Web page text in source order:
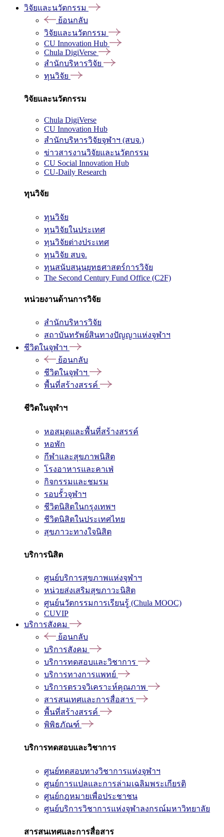
วิจัยและนวัตกรรม
ย้อนกลับ
วิจัยและนวัตกรรม
CU Innovation Hub
Chula DigiVerse
สำนักบริหารวิจัย
ทุนวิจัย
วิจัยและนวัตกรรม
Chula DigiVerse
CU Innovation Hub
สำนักบริหารวิจัยจุฬาฯ (สบจ.)
ข่าวสารงานวิจัยและนวัตกรรม
CU Social Innovation Hub
CU-Daily Research
ทุนวิจัย
ทุนวิจัย
ทุนวิจัยในประเทศ
ทุนวิจัยต่างประเทศ
ทุนวิจัย สบจ.
ทุนสนับสนุนยุทธศาสตร์การวิจัย
The Second Century Fund Office (C2F)
หน่วยงานด้านการวิจัย
สำนักบริหารวิจัย
สถาบันทรัพย์สินทางปัญญาแห่งจุฬาฯ
ชีวิตในจุฬาฯ
ย้อนกลับ
ชีวิตในจุฬาฯ
พื้นที่สร้างสรรค์
ชีวิตในจุฬาฯ
หอสมุดและพื้นที่สร้างสรรค์
หอพัก
กีฬาและสุขภาพนิสิต
โรงอาหารและคาเฟ่
กิจกรรมและชมรม
รอบรั้วจุฬาฯ
ชีวิตนิสิตในกรุงเทพฯ
ชีวิตนิสิตในประเทศไทย
สุขภาวะทางใจนิสิต
บริการนิสิต
ศูนย์บริการสุขภาพแห่งจุฬาฯ
หน่วยส่งเสริมสุขภาวะนิสิต
ศูนย์นวัตกรรมการเรียนรู้ (Chula MOOC)
CUVIP
บริการสังคม
ย้อนกลับ
บริการสังคม
บริการทดสอบและวิชาการ
บริการทางการแพทย์
บริการตรวจวิเคราะห์คุณภาพ
สารสนเทศและการสื่อสาร
พื้นที่สร้างสรรค์
พิพิธภัณฑ์
บริการทดสอบและวิชาการ
ศูนย์ทดสอบทางวิชาการแห่งจุฬาฯ
ศูนย์การแปลและการล่ามเฉลิมพระเกียรติ
ศูนย์กฎหมายเพื่อประชาชน
ศูนย์บริการวิชาการแห่งจุฬาลงกรณ์มหาวิทยาลัย
สารสนเทศและการสื่อสาร